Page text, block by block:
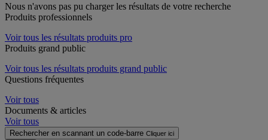
Nous n'avons pas pu charger les résultats de votre recherche
Produits professionnels
Voir tous les résultats produits pro
Produits grand public
Voir tous les résultats produits grand public
Questions fréquentes
Voir tous
Documents & articles
Voir tous
Rechercher en scannant un code-barre Cliquer ici